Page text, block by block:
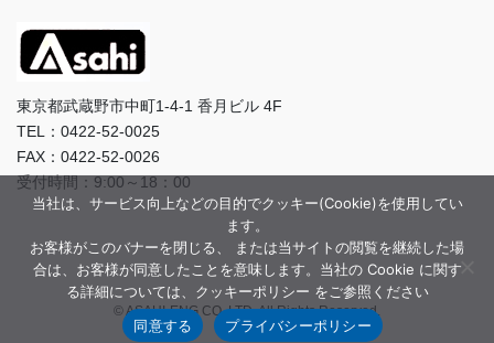
東京都武蔵野市中町1-4-1 香月ビル 4F
TEL：0422-52-0025
FAX：0422-52-0026
受付時間：9:00～18：00
© ASAHI-ENG CO.,LTD. All Rights Reserved.
当社は、サービス向上などの目的でクッキー(Cookie)を使用してい
ます。
お客様がこのバナーを閉じる、 または当サイトの閲覧を継続した場
合は、お客様が同意したことを意味します。当社の Cookie に関す
る詳細については、クッキーポリシー をご参照ください
同意する
プライバシーポリシー